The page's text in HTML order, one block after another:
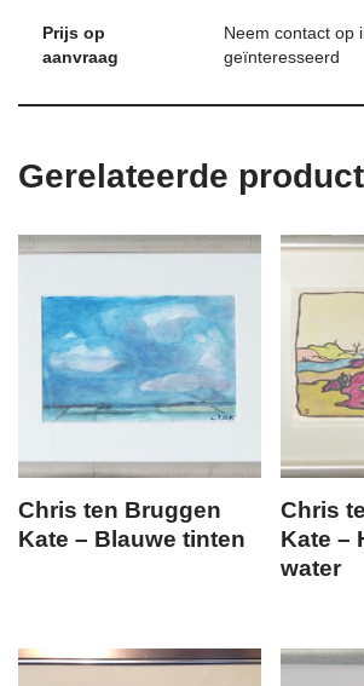
Prijs op
aanvraag
Neem contact op
geïnteresseerd
Gerelateerde
Chris ten Bruggen
Kate – Blauwe tinten
Chris
Kate –
water